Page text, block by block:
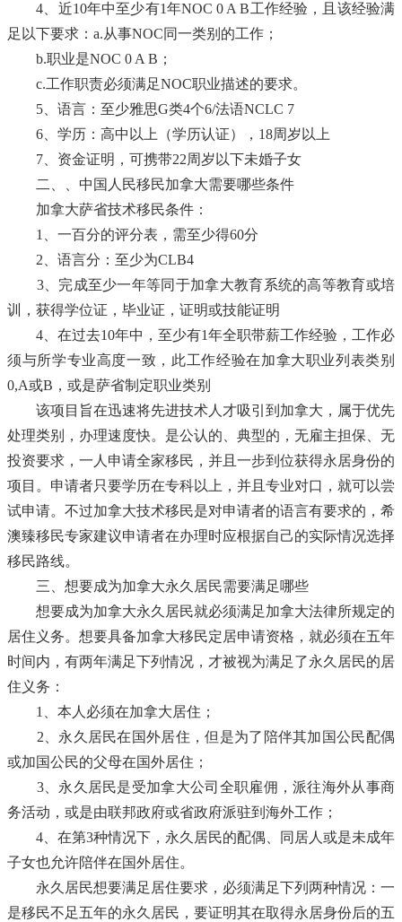
4、近10年中至少有1年NOC 0 A B工作经验，且该经验满
足以下要求：a.从事NOC同一类别的工作；
b.职业是NOC 0 A B；
c.工作职责必须满足NOC职业描述的要求。
5、语言：至少雅思G类4个6/法语NCLC 7
6、学历：高中以上（学历认证），18周岁以上
7、资金证明，可携带22周岁以下未婚子女
二、、中国人民移民加拿大需要哪些条件
加拿大萨省技术移民条件：
1、一百分的评分表，需至少得60分
2、语言分：至少为CLB4
3、完成至少一年等同于加拿大教育系统的高等教育或培
训，获得学位证，毕业证，证明或技能证明
4、在过去10年中，至少有1年全职带薪工作经验，工作必
须与所学专业高度一致，此工作经验在加拿大职业列表类别
0,A或B，或是萨省制定职业类别
该项目旨在迅速将先进技术人才吸引到加拿大，属于优先
处理类别，办理速度快。是公认的、典型的，无雇主担保、无
投资要求，一人申请全家移民，并且一步到位获得永居身份的
项目。申请者只要学历在专科以上，并且专业对口，就可以尝
试申请。不过加拿大技术移民是对申请者的语言有要求的，希
澳臻移民专家建议申请者在办理时应根据自己的实际情况选择
移民路线。
三、想要成为加拿大永久居民需要满足哪些
想要成为加拿大永久居民就必须满足加拿大法律所规定的
居住义务。想要具备加拿大移民定居申请资格，就必须在五年
时间内，有两年满足下列情况，才被视为满足了永久居民的居
住义务：
1、本人必须在加拿大居住；
2、永久居民在国外居住，但是为了陪伴其加国公民配偶
或加国公民的父母在国外居住；
3、永久居民是受加拿大公司全职雇佣，派往海外从事商
务活动，或是由联邦政府或省政府派驻到海外工作；
4、在第3种情况下，永久居民的配偶、同居人或是未成年
子女也允许陪伴在国外居住。
永久居民想要满足居住要求，必须满足下列两种情况：一
是移民不足五年的永久居民，要证明其在取得永居身份后的五